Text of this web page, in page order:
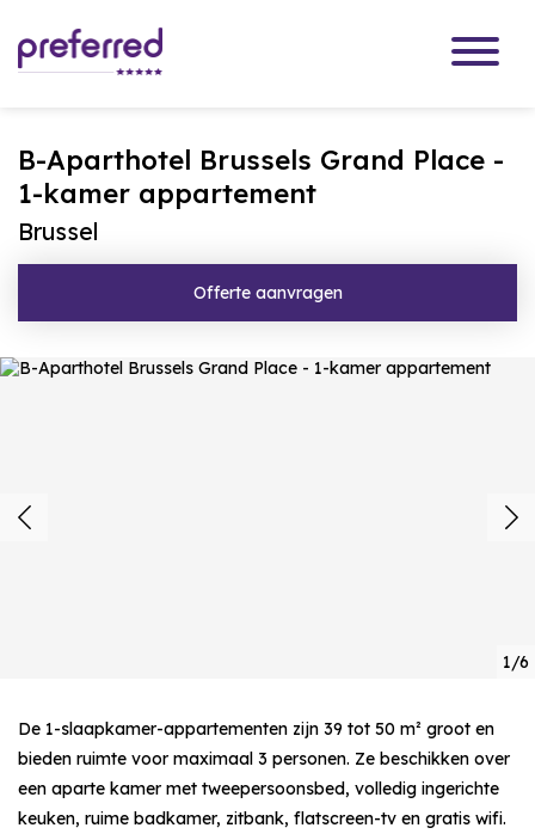
B-Aparthotel Brussels Grand Place -
1-kamer appartement
Brussel
Offerte aanvragen
1/6
De 1-slaapkamer-appartementen zijn 39 tot 50 m² groot en
bieden ruimte voor maximaal 3 personen. Ze beschikken over
een aparte kamer met tweepersoonsbed, volledig ingerichte
keuken, ruime badkamer, zitbank, flatscreen-tv en gratis wifi.